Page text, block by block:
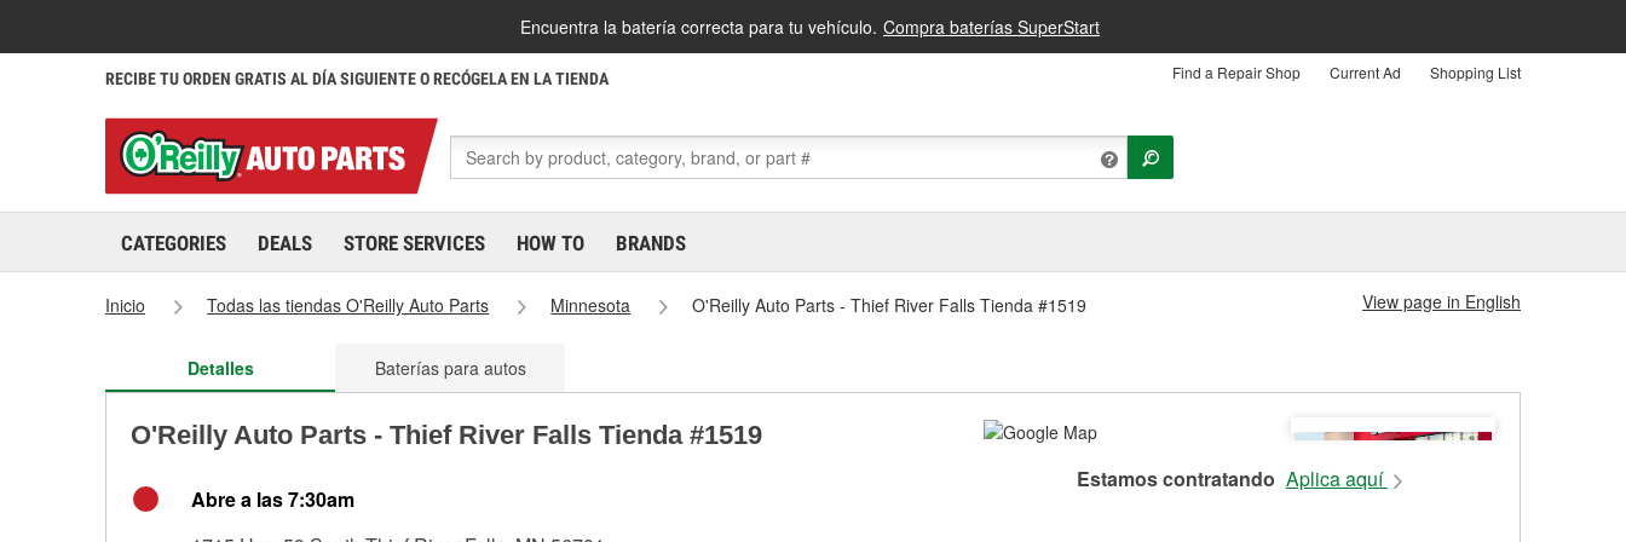
Encuentra la batería correcta para tu vehículo. Compra baterías SuperStart
RECIBE TU ORDEN GRATIS AL DÍA SIGUIENTE O RECÓGELA EN LA TIENDA Find a Repair Shop Current Ad Shopping List
CATEGORIES DEALS STORE SERVICES HOW TO BRANDS
Inicio Todas las tiendas O'Reilly Auto Parts Minnesota O'Reilly Auto Parts - Thief River Falls Tienda #1519 View page in English
Detalles Baterías para autos
O'Reilly Auto Parts - Thief River Falls Tienda #1519
Abre a las 7:30am
Estamos contratando Aplica aquí